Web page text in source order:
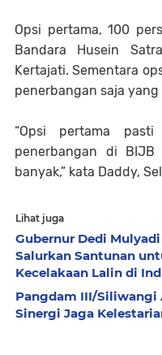
Opsi pertama, 100
Bandara Husein
Kertajati. Sementara
penerbangan saja yang
“Opsi pertama pasti
penerbangan di
banyak,” kata Daddy,
Lihat juga
Gubernur Dedi
Salurkan Santunan
Kecelakaan Lalin di
Pangdam III/Siliwangi
Sinergi Jaga